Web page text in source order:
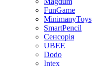
FunGame
MinimanyToys
SmartPencil
Сенсорія
UBEE
Dodo
Intex